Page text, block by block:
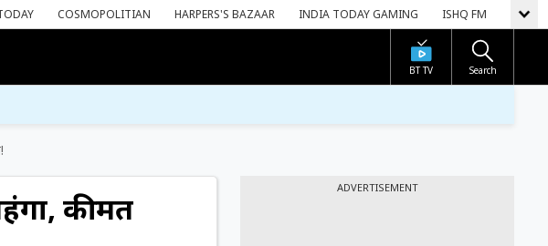
COSMOPOLITIAN HARPERS'S BAZAAR INDIA TODAY GAMING ISHQ FM
BT TV Search
कीमत
ADVERTISEMENT